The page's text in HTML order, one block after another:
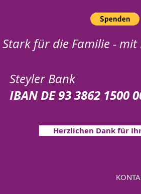
Stark für die Familie -
Steyler Bank
IBAN DE 93 3862 1500
Herzlichen Dank für